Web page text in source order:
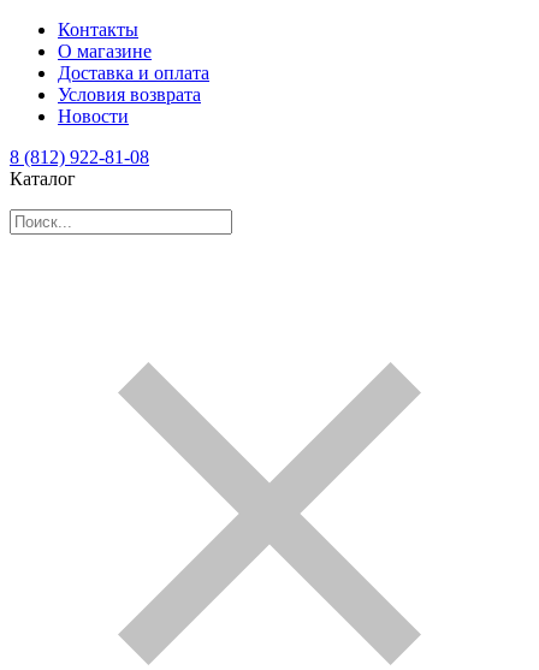
Контакты
О магазине
Доставка и оплата
Условия возврата
Новости
8 (812) 922-81-08
Каталог